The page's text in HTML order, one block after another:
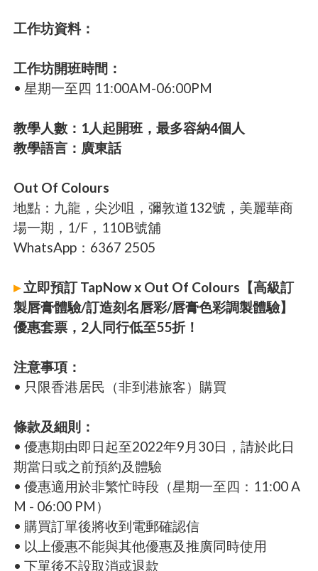
工作坊資料：
工作坊開班時間：
• 星期一至四 11:00AM-06:00PM
教學人數：1人起開班，最多容納4個人
教學語言：廣東話
Out Of Colours
地點：九龍，尖沙咀，彌敦道132號，美麗華商
場一期，1/F，110B號舖
WhatsApp：6367 2505
▸立即預訂 TapNow x Out Of Colours【高級訂
製唇膏體驗/訂造刻名唇彩/唇膏色彩調製體驗】
優惠套票，2人同行低至55折！
注意事項：
• 只限香港居民（非到港旅客）購買
條款及細則：
• 優惠期由即日起至2022年9月30日，請於此日
期當日或之前預約及體驗
• 優惠適用於非繁忙時段（星期一至四：11:00 A
M - 06:00 PM）
• 購買訂單後將收到電郵確認信
• 以上優惠不能與其他優惠及推廣同時使用
• 下單後不設取消或退款